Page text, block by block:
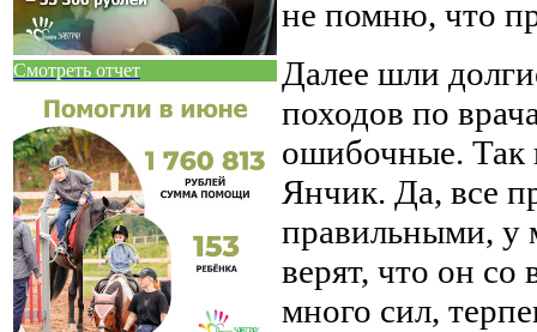
Смотреть отчет
не помню, что
Далее шли
походов по
ошибочные. Так
Янчик. Да, все
правильными, у
верят, что он со
много сил,